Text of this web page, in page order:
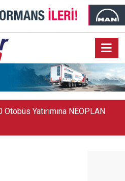
En Büyük SUV Modeli Oldu